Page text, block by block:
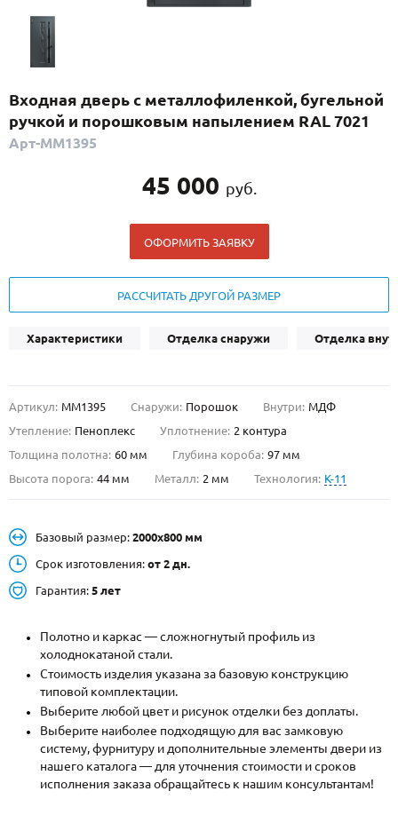
(29)
ПО НАЗНАЧЕНИЮ
ПО КОНСТРУКЦИИ
О НАС
Металлические двери от производителя с доставкой и установкой в
Москве и МО
НАЙТИ:
+7 (495) 411-44-41
INFO@META-M.RU
ЗАПРОСИТЬ РАСЧЕТ
Каталог Распродажа Как купить
Записаться на замер
Входная дверь с металлофиленкой, бугельной
ручкой и порошковым напылением RAL 7021
Арт-ММ1395
45 000 руб.
ОФОРМИТЬ ЗАЯВКУ
РАССЧИТАТЬ ДРУГОЙ РАЗМЕР
Характеристики Отделка снаружи Отделка
Артикул: ММ1395 Снаружи: Порошок Внутри: МДФ
Утепление: Пеноплекс Уплотнение: 2 контура
Толщина полотна: 60 мм Глубина короба: 97 мм
Высота порога: 44 мм Металл: 2 мм Технология: K-11
Базовый размер: 2000х800 мм
Срок изготовления: от 2 дн.
Гарантия: 5 лет
Полотно и каркас — сложногнутый профиль из
холоднокатаной стали.
Стоимость изделия указана за базовую конструкцию
типовой комплектации.
Выберите любой цвет и рисунок отделки без доплаты.
Выберите наиболее подходящую для вас замковую
систему, фурнитуру и дополнительные элементы двери из
нашего каталога — для уточнения стоимости и сроков
исполнения заказа обращайтесь к нашим консультантам!